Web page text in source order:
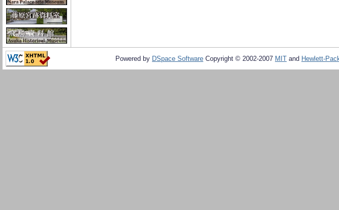
Powered by DSpace Software Copyright © 2002-2007 MIT and Hewlett-